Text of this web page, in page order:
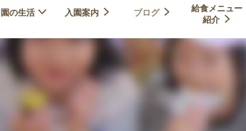
園の生活 入園案内 ブログ
給食メニュー
紹介